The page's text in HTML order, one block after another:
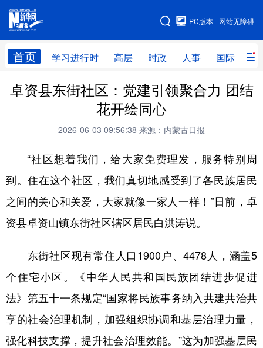
网站无障碍
PC版本
首页 学习进行时 高层 时政 人事 国际 财
网站地图
学习进行时 高层 时政 人事
财经 网评
全球连线
科技 科创 量子 体育
文化 书画 健康 军事
食品 人居 信息化 数字经济
学术中国 乡村振兴 银龄 溯源中国
彩票 娱乐 时尚 悦读
卓资县东街社区：党建引领聚合力 团结
花开绘同心
2026-06-03 09:56:38 来源：内蒙古日报
“社区想着我们，给大家免费理发，服务特别周
到。住在这个社区，我们真切地感受到了各民族居民
之间的关心和关爱，大家就像一家人一样！”日前，卓
资县卓资山镇东街社区辖区居民白洪涛说。
东街社区现有常住人口1900户、4478人，涵盖5
个住宅小区。《中华人民共和国民族团结进步促进
法》第五十一条规定“国家将民族事务纳入共建共治共
享的社会治理机制，加强组织协调和基层治理力量，
强化科技支撑，提升社会治理效能。”这为加强基层民